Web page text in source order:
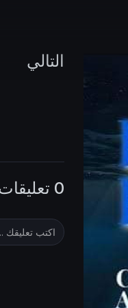
التالي
0 تعليقات